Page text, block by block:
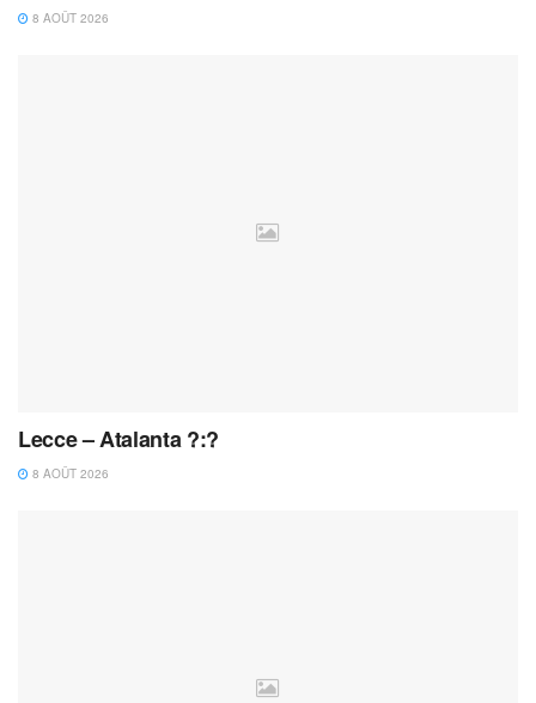
8 AOÛT 2026
Lecce – Atalanta ?:?
8 AOÛT 2026